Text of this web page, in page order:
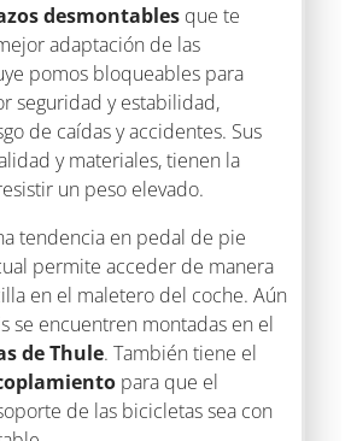
desmontables que te
adaptación de las
pomos bloqueables para
seguridad y estabilidad,
de caídas y accidentes. Sus
y materiales, tienen la
un peso elevado.
tendencia en pedal de pie
permite acceder de manera
en el maletero del coche. Aún
se encuentren montadas en el
de Thule. También tiene el
para que el
de las bicicletas sea con